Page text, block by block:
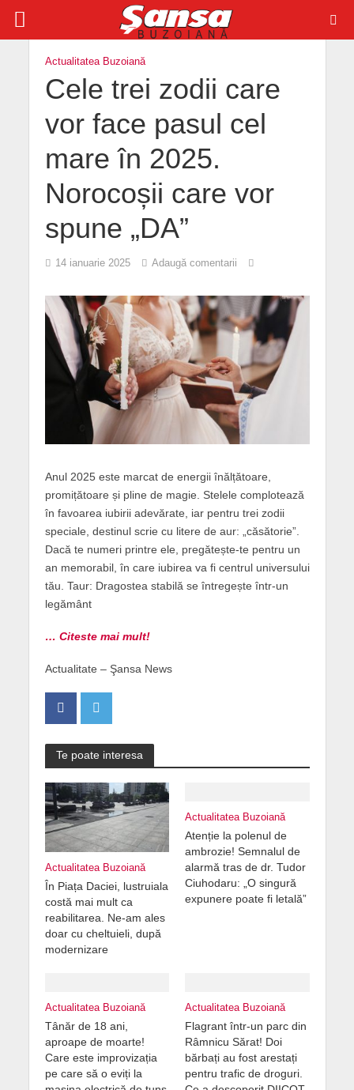
Actualitatea Buzoiană
Cele trei zodii care
vor face pasul cel
mare în 2025.
Norocoșii care vor
spune „DA”
14 ianuarie 2025 Adaugă comentarii
Anul 2025 este marcat de energii înălțătoare,
promițătoare și pline de magie. Stelele complotează
în favoarea iubirii adevărate, iar pentru trei zodii
speciale, destinul scrie cu litere de aur: „căsătorie”.
Dacă te numeri printre ele, pregătește-te pentru un
an memorabil, în care iubirea va fi centrul universului
tău. Taur: Dragostea stabilă se întregește într-un
legământ
… Citeste mai mult!
Actualitate – Şansa News
Te poate interesa
Actualitatea Buzoiană
În Piața Daciei, lustruiala
costă mai mult ca
reabilitarea. Ne-am ales
doar cu cheltuieli, după
modernizare
Actualitatea Buzoiană
Atenție la polenul de
ambrozie! Semnalul de
alarmă tras de dr. Tudor
Ciuhodaru: „O singură
expunere poate fi letală”
Actualitatea Buzoiană
Tânăr de 18 ani,
aproape de moarte!
Care este improvizația
pe care să o eviți la
Actualitatea Buzoiană
Flagrant într-un parc din
Râmnicu Sărat! Doi
bărbați au fost arestați
pentru trafic de droguri.